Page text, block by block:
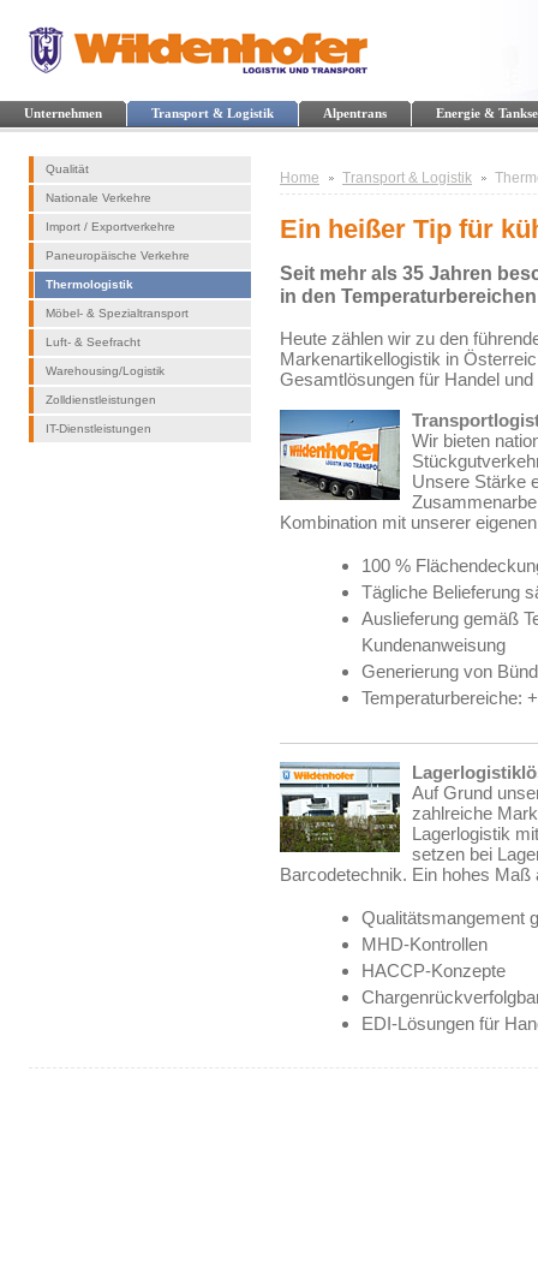
Unternehmen Transport & Logistik Alpentrans Energie &
Qualität
Nationale Verkehre
Import / Exportverkehre
Paneuropäische Verkehre
Thermologistik
Möbel- & Spezialtransport
Luft- & Seefracht
Warehousing/Logistik
Zolldienstleistungen
IT-Dienstleistungen
Home Transport & Logistik
Ein heißer Tip für
Seit mehr als 35 Jahren
in den Temperaturbereichen
Heute zählen wir zu den
Markenartikellogistik in
Gesamtlösungen für Handel und
Wir bieten
Unsere Stärke
Kombination mit unserer
100 %
Tägliche Belieferung
Auslieferung gemäß
Kundenanweisung
Generierung von
Temperaturbereiche:
Auf Grund
zahlreiche
Lagerlogistik
setzen bei
Barcodetechnik. Ein hohes
Qualitätsmangement
MHD-Kontrollen
HACCP-Konzepte
EDI-Lösungen für